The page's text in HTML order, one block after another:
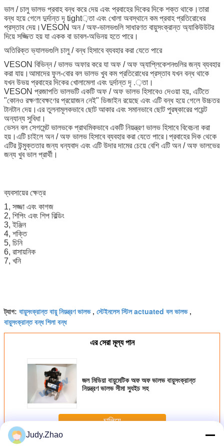
ভাল / চালু ভালভ প্রবাহ বন্ধ করে দেয় এবং প্রবাহের দিকের দিকে শক্ত থাকে।তারা
বন্ধ হয়ে গেলে দুর্দান্ত দৃ tight়তা এবং খোলা অবস্থানে কম প্রবাহ প্রতিরোধের
প্রস্তাব দেয়।VESON অন / অফ-ভালভগুলি সাধারণত বায়ুসংক্রান্ত অ্যাকিউউটর
দিয়ে সজ্জিত হয় যা একক বা ডাবল-অভিনয় হতে পারে।
অতিরিক্ত ভ্যালভগুলি চালু / বন্ধ হিসাবে ব্যবহার করা যেতে পারে
VESON বিভিন্ন / ভালভ অফার করে যা অফ / অফ অ্যাপ্লিকেশনগুলির জন্য ব্যবহার
করা যায়।আমাদের ফুল-বোর বল ভালভ খুব কম প্রতিরোধের প্রস্তাব যখন বন্ধ থাকে
যখন উভয় প্রবাহের দিকের খোলামেলা এবং দুর্দান্ত দৃ .়তা।
VESON প্রজাপতি ভালভটি একটি অফ / অফ ভালভ হিসাবেও দেওয়া হয়, এটিতে
"কোনও রক্ষণাবেক্ষণের প্রয়োজন নেই" ডিজাইন রয়েছে এবং এটি বন্ধ হয়ে গেলে উচ্চতর
টানটান দেয়।এর তুলনামূলকভাবে ছোট আকার এবং সমানভাবে ছোট পুরষ্কারের পয়েন্ট
অন্যান্য সুবিধা।
ভেসন বল সেগমেন্ট ভালভকে প্রাথমিকভাবে একটি নিয়ন্ত্রণ ভালভ হিসাবে বিবেচনা করা
হয়।এটি চাইলে অন / অফ ভালভ হিসাবে ব্যবহার করা যেতে পারে।প্রবাহের দিক থেকে
এটির উন্মুক্ততার জন্য ধন্যবাদ এবং এটি উদার দামের চেয়ে বেশি এটি অন / অফ ভালভের
জন্য খুব ভাল প্রার্থী।
ব্যবসায়ের ক্ষেত্র
1, সজ্জা এবং কাগজ
2, শিপিং এবং শিপ বিল্ডিং
3, ইঞ্জিন
4, শক্তি
5, চিনি
6, রাসায়নিক
7, খনি
ট্যাগ: বায়ুসংক্রান্ত বায়ু নিয়ন্ত্রণ ভালভ, স্টেইনলেস স্টিল actuated বল ভালভ,
বায়ুসংক্রান্ত বন্ধ শিলা বন্ধ
এর সেরা মূল্য পান
জল মিডিয়া বায়ুমেটিক অফ অফ ভালভ বায়ুসংক্রান্ত
নিয়ন্ত্রণ ভালভ সীমা স্যুইচ সহ
চালিয়ে
Judy.Zhao